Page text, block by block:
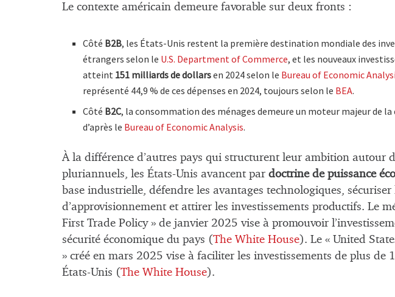
Le contexte américain demeure favorable sur deux fronts :
Côté B2B, les États-Unis restent la première destination mondiale des
étrangers selon le U.S. Department of Commerce, et les nouveaux
atteint 151 milliards de dollarsen 2024 selon le Bureau of Economic
représenté 44,9 % de ces dépenses en 2024, toujours selon le BEA.
Côté B2C, la consommation des ménages demeure un moteur majeur de la
d’après le Bureau of Economic Analysis.
À la différence d’autres pays qui structurent leur ambition autour
pluriannuels, les États-Unis avancent pardoctrine de puissance
base industrielle, défendre les avantages technologiques, sécuriser
d’approvisionnement et attirer les investissements productifs. Le
First Trade Policy » de janvier 2025 vise à promouvoir
sécurité économique du pays (The White House). Le « United
» créé en mars 2025 vise à faciliter les investissements de plus
États-Unis (The White House).